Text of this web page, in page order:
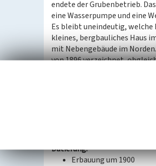
endete der Grubenbetrieb.
eine Wasserpumpe und eine
Es bleibt uneindeutig,
kleines, bergbauliches Haus
mit Nebengebäude im
von 1896 verzeichnet,
dass weitere bauliche
sind. Die beschriebenen
bedeutsam, da es nur noch
(Josephine Dreßler,
Datierung:
Erbauung um 1900